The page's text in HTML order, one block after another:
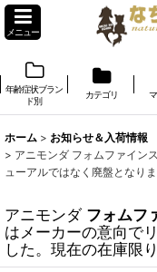
メニュー
年齢症状ブラン
ド別
カテゴリ
ホーム > お知らせ＆入荷情報
> アニモンダ フォムファイン
ューアルではなく廃盤となり
アニモンダ フォムフ
はメーカーの意向で
した。現在の在庫限